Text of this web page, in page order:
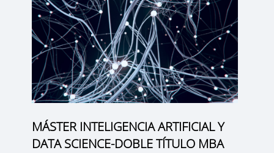
MÁSTER INTELIGENCIA ARTIFICIAL Y
DATA SCIENCE-DOBLE TÍTULO MBA